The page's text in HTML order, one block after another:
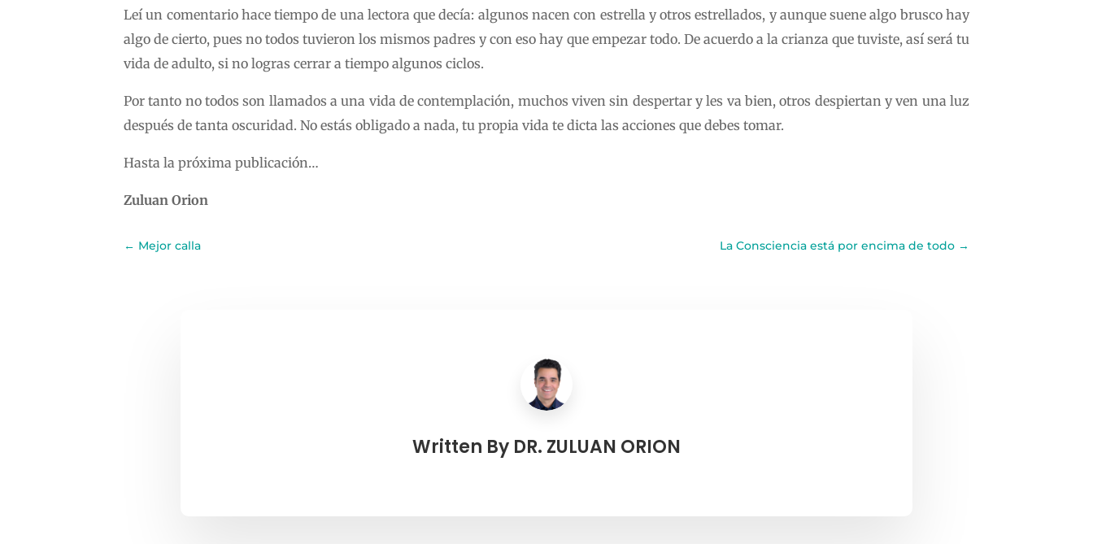
Leí un comentario hace tiempo de una lectora que decía: algunos nacen con estrella y otros estrellados, y aunque suene algo brusco hay
algo de cierto, pues no todos tuvieron los mismos padres y con eso hay que empezar todo. De acuerdo a la crianza que tuviste, así será tu
vida de adulto, si no logras cerrar a tiempo algunos ciclos.
Por tanto no todos son llamados a una vida de contemplación, muchos viven sin despertar y les va bien, otros despiertan y ven una luz
después de tanta oscuridad. No estás obligado a nada, tu propia vida te dicta las acciones que debes tomar.
Hasta la próxima publicación…
Zuluan Orion
← Mejor calla La Consciencia está por encima de todo →
Written By DR. ZULUAN ORION